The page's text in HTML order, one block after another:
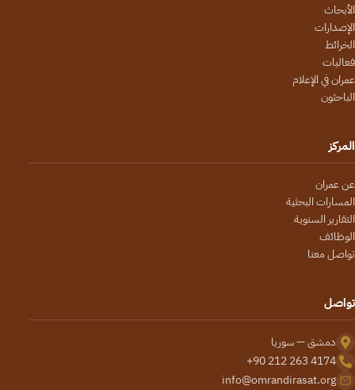
الأبحاث
الإصدارات
الخرائط
فعاليات
عمران في الإعلام
الباحثون
المركز
عن عمران
المسارات البحثية
التقارير السنوية
الوظائف
تواصل معنا
تواصل
دمشق — سوريا
+90 212 263 4174
info@omrandirasat.org